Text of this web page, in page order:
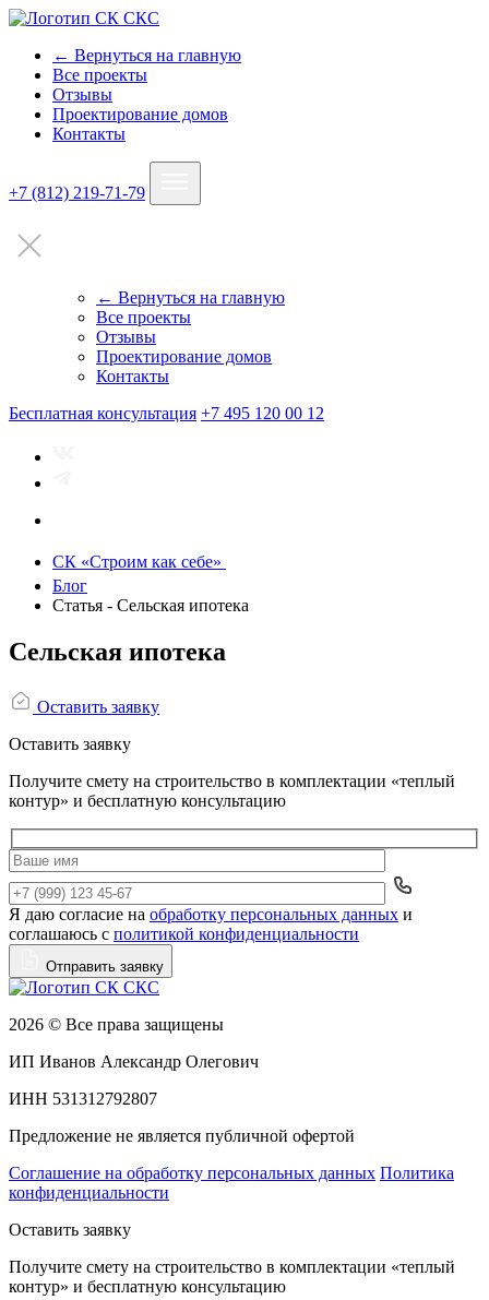
← Вернуться на главную
Все проекты
Отзывы
Проектирование домов
Контакты
+7 (812) 219-71-79
← Вернуться на главную
Все проекты
Отзывы
Проектирование домов
Контакты
Бесплатная консультация +7 495 120 00 12
СК «Строим как себе»
Блог
Статья - Сельская ипотека
Сельская ипотека
Оставить заявку
Оставить заявку
Получите смету на строительство в комплектации «теплый
контур» и бесплатную консультацию
Да
Я даю согласие на обработку персональных данных и
соглашаюсь с политикой конфиденциальности
Отправить заявку
2026 © Все права защищены
ИП Иванов Александр Олегович
ИНН 531312792807
Предложение не является публичной офертой
Соглашение на обработку персональных данных Политика
конфиденциальности
Оставить заявку
Получите смету на строительство в комплектации «теплый
контур» и бесплатную консультацию